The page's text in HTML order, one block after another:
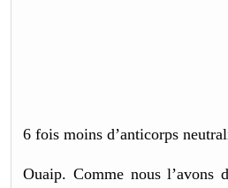
6 fois moins d’anticorps
Ouaip. Comme nous